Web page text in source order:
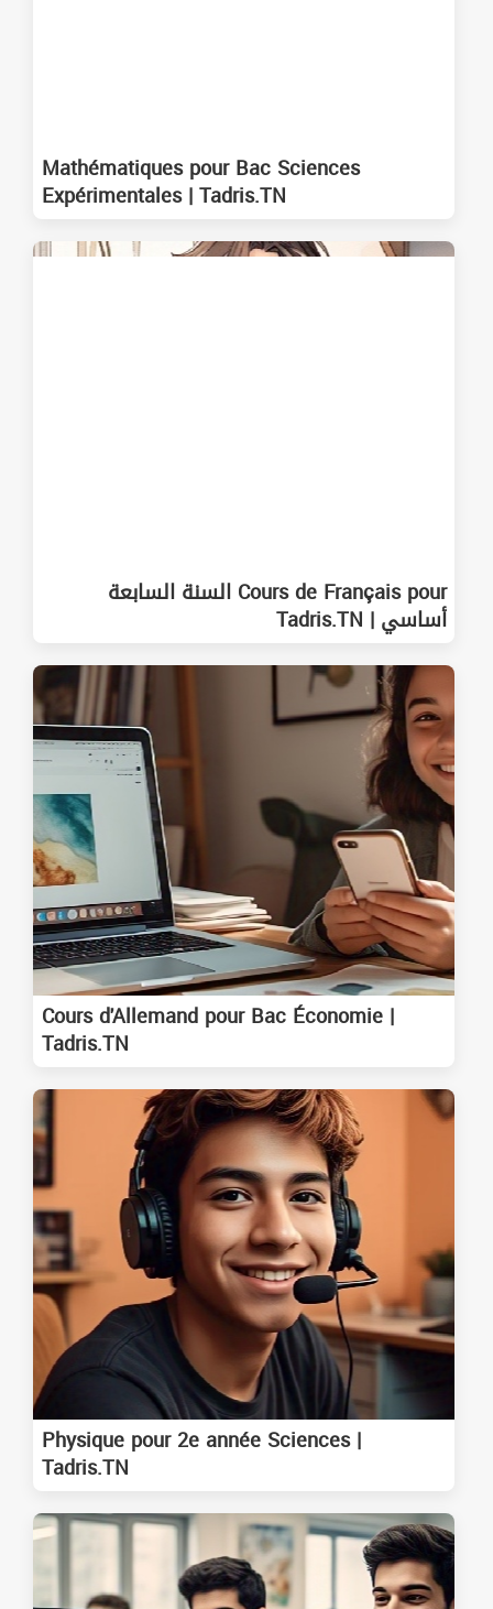
Mathématiques pour Bac Sciences
Expérimentales | Tadris.TN
Cours de Français pour السنة السابعة
أساسي | Tadris.TN
Cours d'Allemand pour Bac Économie |
Tadris.TN
Physique pour 2e année Sciences |
Tadris.TN